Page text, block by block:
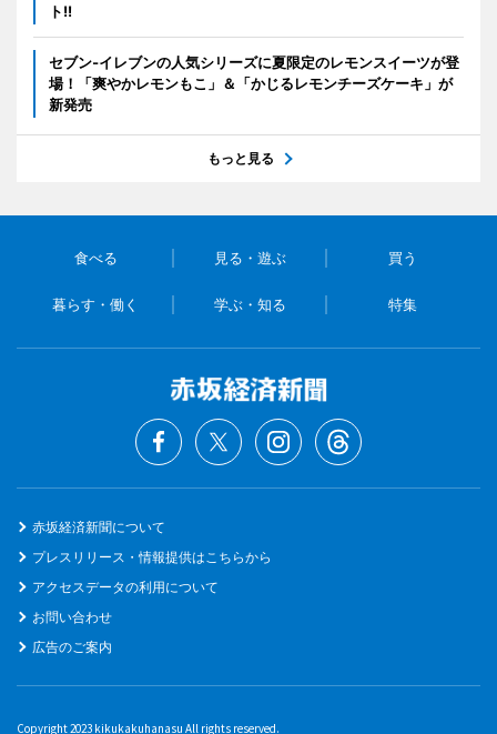
ト!!
セブン‐イレブンの人気シリーズに夏限定のレモンスイーツが登
場！「爽やかレモンもこ」＆「かじるレモンチーズケーキ」が
新発売
もっと見る
食べる 見る・遊ぶ 買う
暮らす・働く 学ぶ・知る 特集
赤坂経済新聞について
プレスリリース・情報提供はこちらから
アクセスデータの利用について
お問い合わせ
広告のご案内
Copyright 2023 kikukakuhanasu All rights reserved.